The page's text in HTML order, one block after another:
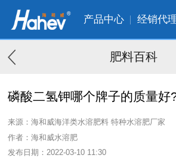
产品中心 经销代
肥料百科
磷酸二氢钾哪个牌子的质量好
来源：海和威海洋类水溶肥料 特种水溶肥厂家
作者：海和威水溶肥
发布日期：2022-03-10 11:30